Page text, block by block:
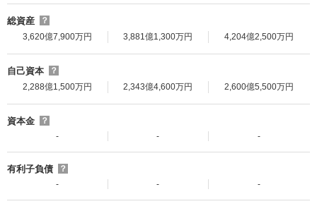
総資産
？
3,620億7,900万円
3,881億1,300万円 4,204億2,500万円
自己資本
？
2,288億1,500万円
2,343億4,600万円 2,600億5,500万円
資本金
？
-
- -
有利子負債
？
-
- -